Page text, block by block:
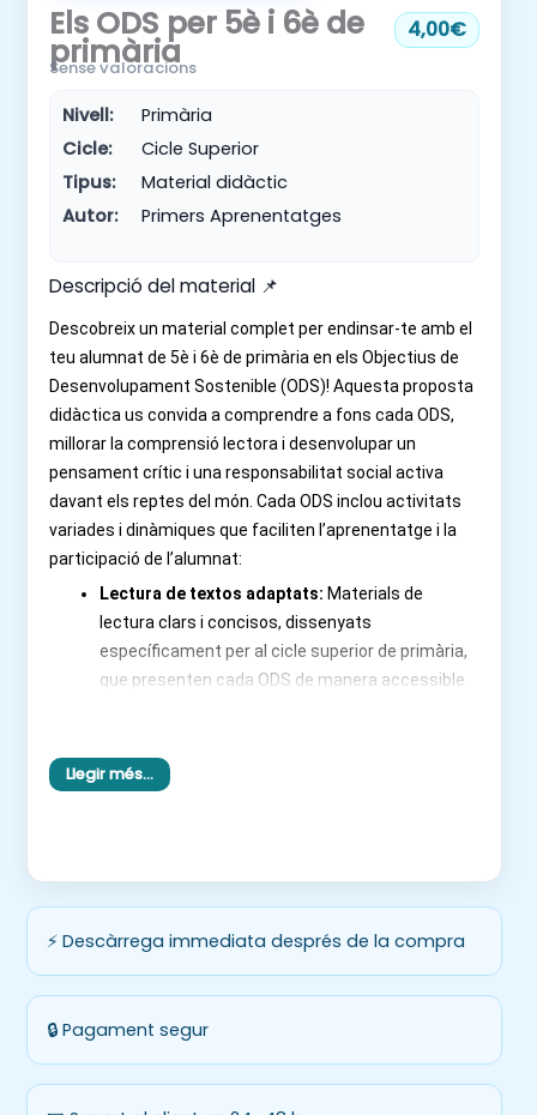
Els ODS per 5è i 6è de
primària
4,00€
Sense valoracions
Nivell:
Primària
Cicle:
Cicle Superior
Tipus:
Material didàctic
Autor:
Primers Aprenentatges
Descripció del material 📌
Descobreix un material complet per endinsar-te amb el
teu alumnat de 5è i 6è de primària en els Objectius de
Desenvolupament Sostenible (ODS)! Aquesta proposta
didàctica us convida a comprendre a fons cada ODS,
millorar la comprensió lectora i desenvolupar un
pensament crític i una responsabilitat social activa
davant els reptes del món. Cada ODS inclou activitats
variades i dinàmiques que faciliten l’aprenentatge i la
participació de l’alumnat:
Lectura de textos adaptats: Materials de
lectura clars i concisos, dissenyats
específicament per al cicle superior de primària,
que presenten cada ODS de manera accessible.
ajudant l’alumnat a extreure informació i a
interpretar-la.
comprensió i fomentar el raonament, demanant
a l’alumnat que expliqui el “per què” de les seves
respostes.
connectar els ODS amb la seva pròpia vida i
experiències, promovent la introspecció i la
Activitats d’expressió escrita:Oportunitats per
Llegir més…
⚡ Descàrrega immediata després de la compra
🔒 Pagament segur